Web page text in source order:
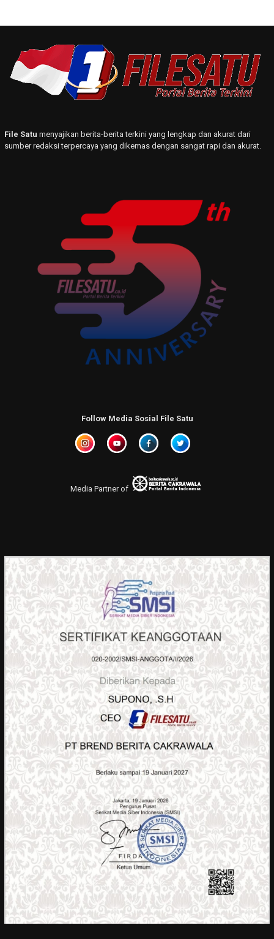
File Satu menyajikan berita-berita terkini yang lengkap dan akurat dari
sumber redaksi terpercaya yang dikemas dengan sangat rapi dan akurat.
Follow Media Sosial File Satu
Media Partner of